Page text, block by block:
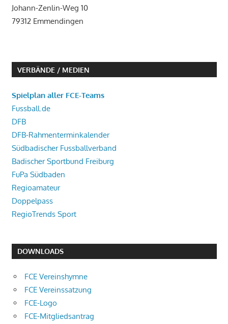
Johann-Zenlin-Weg 10
79312 Emmendingen
VERBÄNDE / MEDIEN
Spielplan aller FCE-Teams
Fussball.de
DFB
DFB-Rahmenterminkalender
Südbadischer Fussballverband
Badischer Sportbund Freiburg
FuPa Südbaden
Regioamateur
Doppelpass
RegioTrends Sport
DOWNLOADS
FCE Vereinshymne
FCE Vereinssatzung
FCE-Logo
FCE-Mitgliedsantrag